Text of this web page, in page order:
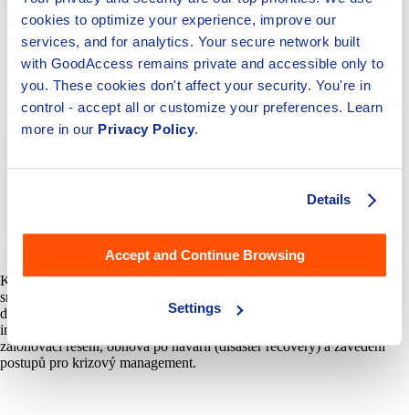
cookies to optimize your experience, improve our
services, and for analytics. Your secure network built
with GoodAccess remains private and accessible only to
you. These cookies don't affect your security. You're in
control - accept all or customize your preferences. Learn
more in our Privacy Policy.
Details
Accept and Continue Browsing
Settings
Obr 1: Vybrané technologie pro naplnění požadavků
Opatření pro zajištění business kontinuity
K posílení ochrany proti ztrátě dat a selhání systémů vyžaduje
směrnice NIS2, aby organizace zavedly postupy pro zajištění
dostupnosti služeb a obnovení provozu v případě kybernetického
incidentu. V praxi se typicky bude jednat o technologie, jako jsou
zálohovací řešení, obnova po havárii (disaster recovery) a zavedení
postupů pro krizový management.